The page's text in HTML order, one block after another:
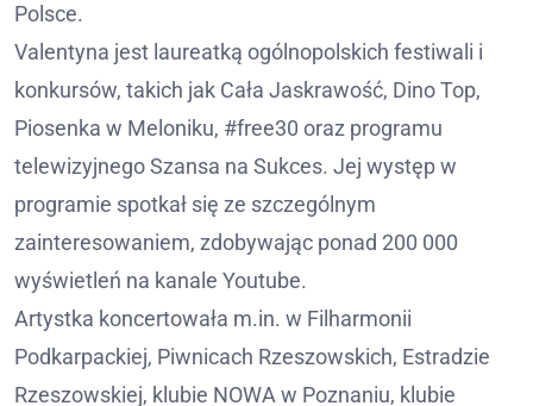
Polsce.
Valentyna jest laureatką ogólnopolskich festiwali i
konkursów, takich jak Cała Jaskrawość, Dino Top,
Piosenka w Meloniku, #free30 oraz programu
telewizyjnego Szansa na Sukces. Jej występ w
programie spotkał się ze szczególnym
zainteresowaniem, zdobywając ponad 200 000
wyświetleń na kanale Youtube.
Artystka koncertowała m.in. w Filharmonii
Podkarpackiej, Piwnicach Rzeszowskich, Estradzie
Rzeszowskiej, klubie NOWA w Poznaniu, klubie